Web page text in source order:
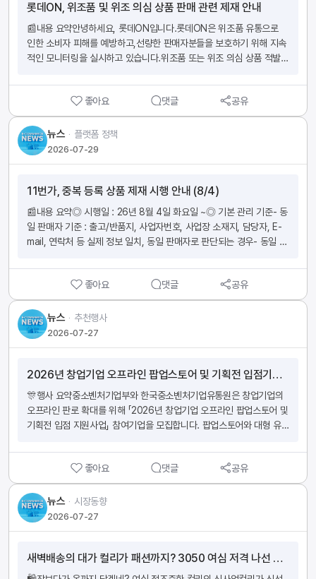
인될 소지는 없는지 확인- 특정 정치적 입장이나 이념, 단체를 지지·반
대하는 것으로 해석될 수 있는 이미지·문구 사용 여부 확인- 위와 같은
요소가 포함된 상품은 출시 전 디자인 의미와 소비자 해석 가능성을 검
토하는 절차 마련 권고​점검 결과 문제 소지가 확인되는 상품은 판매자님
스마트스토어 운영정책에 따라 확인 및 조치가 이루어질 수 있는 점 참
신뢰할 수 있는 쇼핑 환경 조성을 위해 함께 노력해 주시기 바랍니다.감
사합니다. 출처: 스마트스토어
롯데ON, 위조품 및 위조 의심 상품 판매 관련 제재 안내
📰내용 요약안녕하세요, 롯데ON입니다.롯데ON은 위조품 유통으로
인한 소비자 피해를 예방하고,선량한 판매자분들을 보호하기 위해 지속
적인 모니터링을 실시하고 있습니다.위조품 또는 위조 의심 상품 적발
지지 않을 경우 아래와 같이 강력한 제재 조치가 진행될 예정입니다.판
매자분들께서는 하기 상세 내용을 참고하시어위조품 혹은 위조 의심 상
품 판매로 인한 제재를 받지 않도록 주의해 주시기 바랍니다.■ 제재 대
상1) 권리자의 위조품 판정 또는 제3의 감정기관을 통해 위조품 감정결
과서가 발행된 경우2) 제3자 신고 또는 안전거래센터 모니터링에 따른
지식재산권 침해 의심 건에 대해 소명하지 못한 경우3) 타인의 지식재산
2026/8/24 (월)■ 제재 조치전체 판매 상품 판매중지/ 신규 상품 등록
제한/ 정산금 지급보류■ 소명자료 제출 안내- 필수 기재 항목: 공급자,
공급받는 자, 거래일자, 거래내역, 공급자 날인 혹은 서명, 수량, 모델명/
품번※ 위 항목 누락 시 소명 불가, 외국어 자료의 경우 번역본 제출 필수
※ 위 서류에 대한 위조 및 임의 작성 확인 시 소명자료 접수 불가※ 병행
소명 불가(제출 자료는 상품의 소명 목적으로만 활용되며, 본인 동의 없
수)■ 관련 약관 (롯데ON 판매자 약관)제9조(이용계약의 갱신 및 해지)
제3항, 제19조(지급보류 등) 제4항, 제31조(금지행위) 제1항,2항3항,
제32조 (제재 등)앞으로도 판매자님과 함께 성장하는 롯데ON이 되겠
좋아요 댓글 공유
뉴스 ᆞ 플랫폼 정책
2026-07-29
11번가, 중복 등록 상품 제재 시행 안내 (8/4)
📰내용 요약◎ 시행일 : 26년 8월 4일 화요일 ~◎ 기본 관리 기준- 동
일 판매자 기준 : 출고/반품지, 사업자번호, 사업장 소재지, 담당자, E-
mail, 연락처 등 실제 정보 일치, 동일 판매자로 판단되는 경우- 동일 상
품(이미 판매 금지된 상품 제외한 모든 상품, 판매중, 판매중지(목록 영
구삭제 상품 제외),판매종료 포함)◎ 중복등록 패널티- 중복등록상품 적
발 시, 해당 상품은 '판매금지' 조치(상품 상세 판매금지 사유확인 가능)-
중복상품을 지속적으로 등록 시, 전체상품 판매금지 및 아이디 이용정지
* 3개월 이상 중복상품 등록 시 - 경고 및 소명 요청* 경고 후 중복 상품
을 재 등록할 경우 - 계정 일시 이용 정지* 계정 일시 이용정지 이후 중
호를 기준으로 특별히 차이가 없는 상품으로,아이디/사업자가 다르더라
도 차이가 명확하지 않을 경우 중복등록으로 간주합니다.중복등록 상품
은 '판매금지'되며, 상품 상세페이지에서 판매금지 사유 확인 가능합니
다.※ 시행일에는 중복상품을 수정하더라도 상품이 판매금지 될 수 있습
립니다.언제나 11번가와 함께해 주셔서 감사합니다. 출처: 11번가
좋아요 댓글 공유
뉴스 ᆞ 추천행사
2026-07-27
2026년 창업기업 오프라인 팝업스토어 및 기획전 입점기업 모집 공고
🎊행사 요약중소벤처기업부와 한국중소벤처기업유통원은 창업기업의
오프라인 판로 확대를 위해 「2026년 창업기업 오프라인 팝업스토어 및
기획전 입점 지원사업」 참여기업을 모집합니다. 팝업스토어와 대형 유
판매 확대를 지원하는 사업입니다. 📌모집 대상창업 후 7년 이내 창업
기업뷰티 분야 기업패션 분야 기업라이프 분야 기업푸드 분야 기업 🎁
지원 내용창업 초기 제품 맞춤형 팝업스토어 지원대형 유통채널 오프라
인 기획전 입점 지원오프라인 판로 확대 지원총 7회 기획전 운영 지
원 📅신청 기간2026년 7월 20일 ~ 2026년 8월 7일 📩신청 방법판
판대로 온라인 접수 ☎ 문의처창업기업 오프라인 지원사업 운영사무국
971402-6678-9717 👉 ‘2026년 창업기업 오프라인 팝업스토어
및 기획전 입점기업 모집 공고’ 바로가기
좋아요 댓글 공유
뉴스 ᆞ 시장동향
2026-07-27
새벽배송의 대가 컬리가 패션까지? 3050 여심 저격 나선 진짜 이유